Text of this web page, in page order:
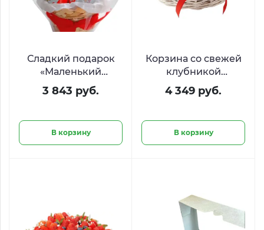
Сладкий подарок
«Маленький
кролик»
3 843 руб.
В корзину
Корзина со свежей
клубникой
«Лукошко с
секретом»
4 349 руб.
В корзину